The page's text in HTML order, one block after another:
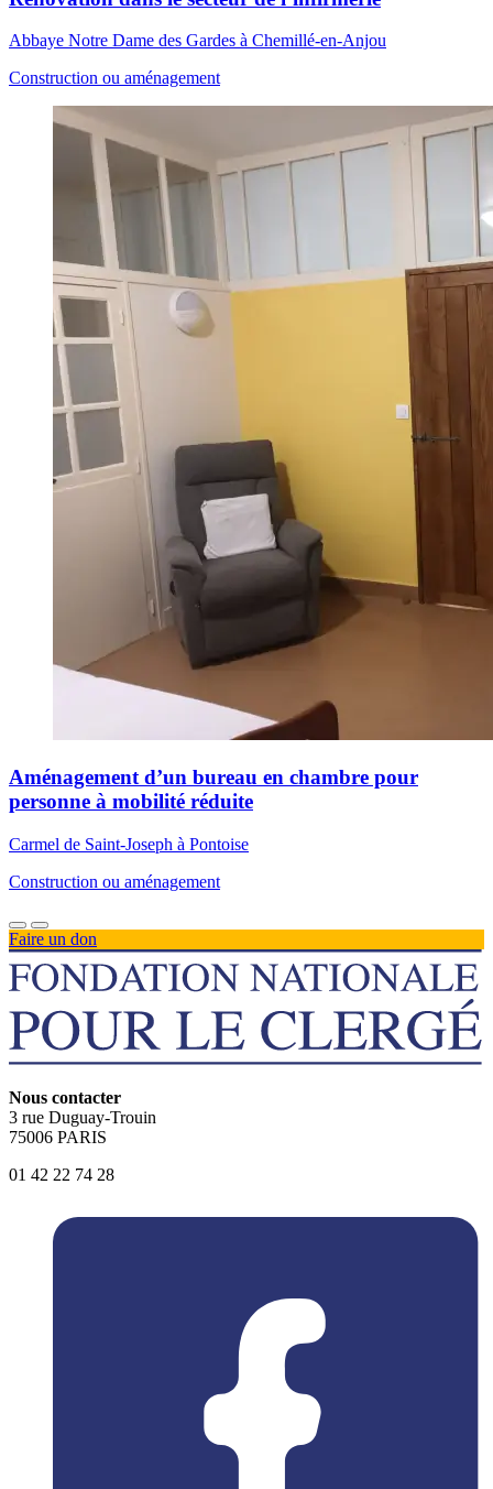
Abbaye Notre Dame des Gardes à Chemillé-en-Anjou
Construction ou aménagement
Aménagement d’un bureau en chambre pour
personne à mobilité réduite
Carmel de Saint-Joseph à Pontoise
Construction ou aménagement
Faire un don
Nous contacter
3 rue Duguay-Trouin
75006 PARIS
01 42 22 74 28